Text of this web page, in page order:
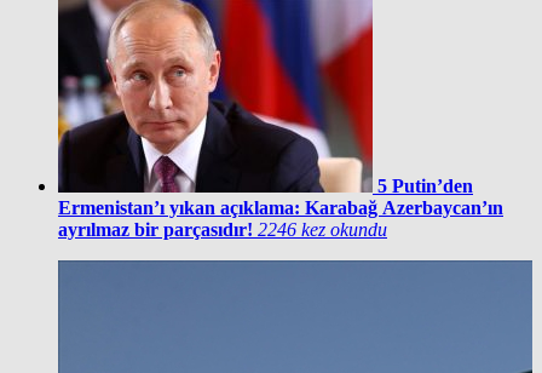
5 Putin’den
Ermenistan’ı yıkan açıklama: Karabağ Azerbaycan’ın
ayrılmaz bir parçasıdır! 2246 kez okundu